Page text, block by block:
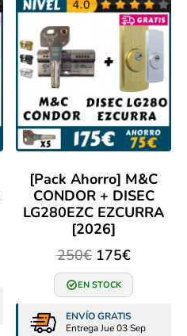
[Pack Ahorro] M&C
CONDOR + DISEC
LG280EZC EZCURRA
[2026]
250€ 175€
EN STOCK
ENVÍO GRATIS
Entrega Jue 03 Sep